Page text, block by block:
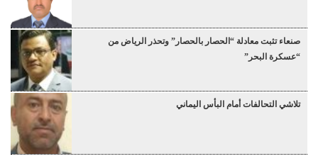
صنعاء تثبت معادلة “الحصار بالحصار” وتحذر الرياض من
“عسكرة البحر”
تلاشي التحالفات أمام البأس اليماني